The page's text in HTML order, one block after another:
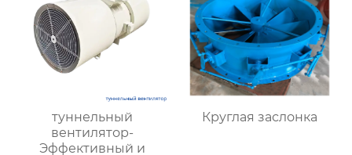
туннельный
вентилятор-
Эффективный и
Круглая заслонка